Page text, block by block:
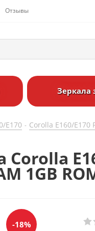
Отзывы
Зеркала
Е170 - Corolla E160/Е170
1GB
-18%